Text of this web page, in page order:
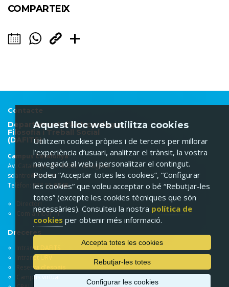
COMPARTEIX
Contacte
Departament d'Antropologia,
Filosofia i Treball Social
(DAFITS)
Campus Catalunya
Av. Catalunya, 35. 43002 Tarragona
sdantro@urv.cat
Telèfon: 977 559748
Directori
Com arribar-hi
Dreceres
Intranet DAFITS
Intranet URV
Reserva d'espais
Campus virtual
Aquest lloc web utilitza cookies
Utilitzem cookies pròpies i de tercers per millorar
l’experiència d’usuari, analitzar el trànsit, la vostra
navegació al web i personalitzar el contingut.
Podeu “Acceptar totes les cookies”, “Configurar
les cookies” que voleu acceptar o bé “Rebutjar-les
totes” (excepte les cookies tècniques que són
necessàries). Consulteu la nostra política de
cookies per obtenir més informació.
Accepta totes les cookies
Rebutjar-les totes
Configurar les cookies